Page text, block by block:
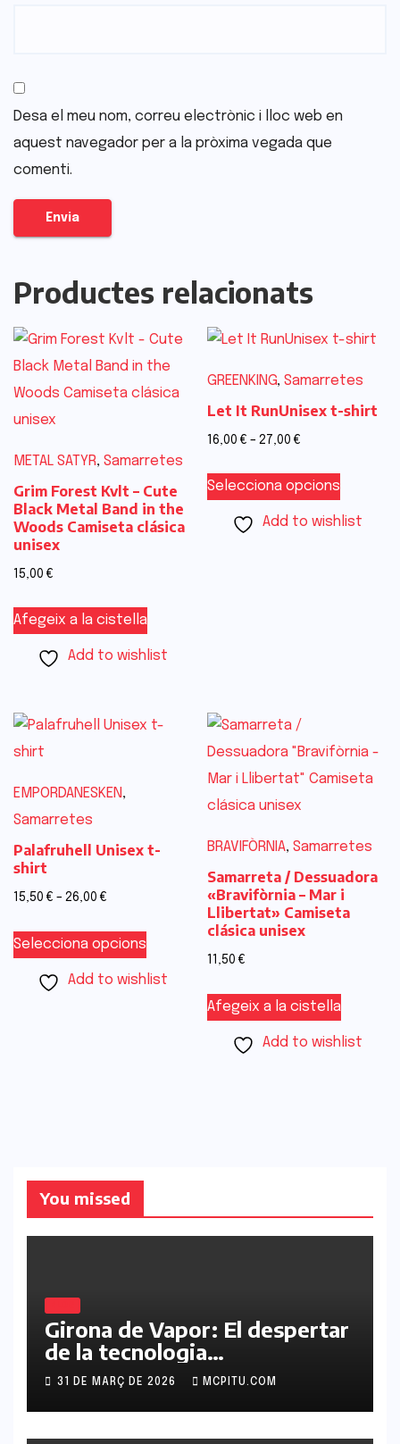
Desa el meu nom, correu electrònic i lloc web en
aquest navegador per a la pròxima vegada que
comenti.
Productes relacionats
METAL SATYR, Samarretes
Grim Forest Kvlt – Cute
Black Metal Band in the
Woods Camiseta clásica
unisex
15,00 €
Afegeix a la cistella
Add to wishlist
GREENKING,Samarretes
Let It RunUnisex t-shirt
16,00€ – 27,00€
Selecciona opcions
Add to wishlist
EMPORDANESKEN,
Samarretes
Palafruhell Unisex t-
shirt
15,50 € – 26,00 €
Selecciona opcions
Add to wishlist
BRAVIFÒRNIA,Samarretes
Samarreta / Dessuadora
«Bravifòrnia – Mar i
Llibertat» Camiseta
clásica unisex
11,50€
Afegeix a la cistella
Add to wishlist
You missed
Girona de Vapor: El despertar
de la tecnologia
retrofuturista a Catalunya
31 DE MARÇ DE 2026 MCPITU.COM